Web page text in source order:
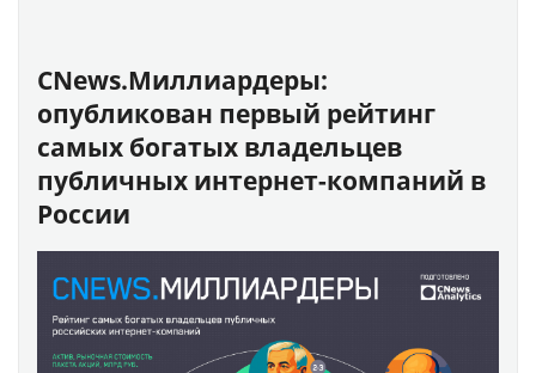
CNews.Миллиардеры:
опубликован первый рейтинг
самых богатых владельцев
публичных интернет-компаний в
России